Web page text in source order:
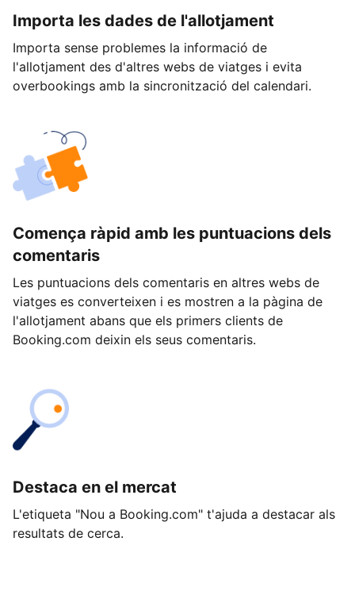
Importa les dades de l'allotjament
Importa sense problemes la informació de
l'allotjament des d'altres webs de viatges i evita
overbookings amb la sincronització del calendari.
Comença ràpid amb les puntuacions dels
comentaris
Les puntuacions dels comentaris en altres webs de
viatges es converteixen i es mostren a la pàgina de
l'allotjament abans que els primers clients de
Booking.com deixin els seus comentaris.
Destaca en el mercat
L'etiqueta "Nou a Booking.com" t'ajuda a destacar als
resultats de cerca.